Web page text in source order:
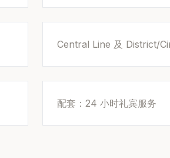
Central Line 及 District/
配套：24 小时礼宾服务